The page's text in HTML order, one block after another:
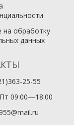
на обработку
данных
25-55
09:00—18:00